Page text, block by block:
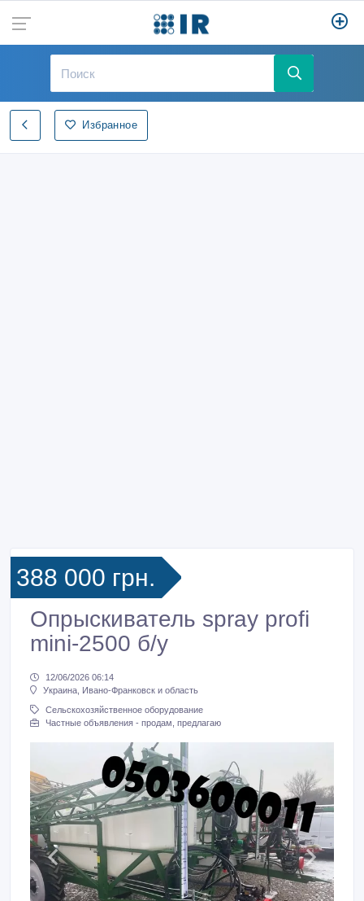
Избранное
388 000 грн.
Опрыскиватель spray profi
mini-2500 б/у
12/06/2026 06:14
Украина, Ивано-Франковск и область
Сельскохозяйственное оборудование
Частные объявления - продам, предлагаю